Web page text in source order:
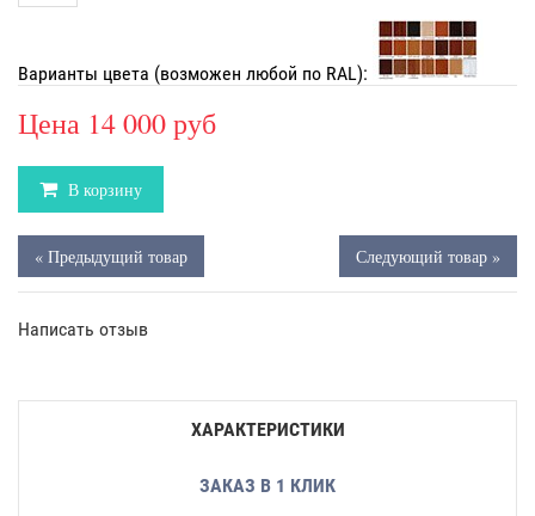
Варианты цвета (возможен любой по RAL):
Цена 14 000 руб
В корзину
« Предыдущий товар Следующий товар »
Написать отзыв
ХАРАКТЕРИСТИКИ
ЗАКАЗ В 1 КЛИК